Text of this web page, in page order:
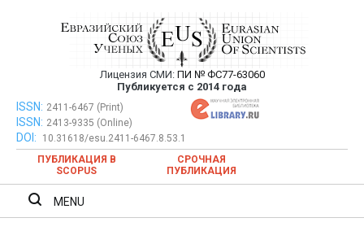
Евразийский Союз Ученых —
публикация научных статей в
ежемесячном научном журнале
Лицензия СМИ: ПИ № ФС77-63060
Публикуется с 2014 года
Евразийский Союз Ученых — публикация научных статей в
ежемесячном научном журнале
ISSN: 2411-6467 (Print)
ISSN: 2413-9335 (Online)
DOI:
10.31618/esu.2411-6467.8.53.1
ПУБЛИКАЦИЯ В
SCOPUS
СРОЧНАЯ
ПУБЛИКАЦИЯ
MENU